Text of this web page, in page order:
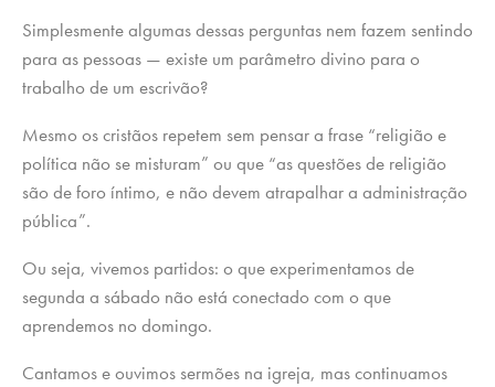
Simplesmente algumas dessas perguntas nem fazem sentindo
para as pessoas — existe um parâmetro divino para o
trabalho de um escrivão?
Mesmo os cristãos repetem sem pensar a frase “religião e
política não se misturam” ou que “as questões de religião
são de foro íntimo, e não devem atrapalhar a administração
pública”.
Ou seja, vivemos partidos: o que experimentamos de
segunda a sábado não está conectado com o que
aprendemos no domingo.
Cantamos e ouvimos sermões na igreja, mas continuamos